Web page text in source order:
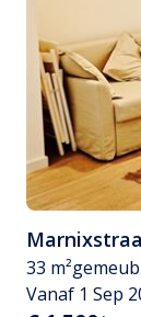
33 m²
Vanaf 1 Sep